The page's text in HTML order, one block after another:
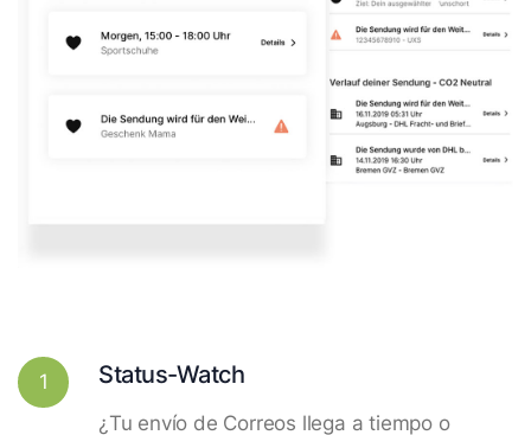
1 Status-Watch
¿Tu envío de Correos llega a tiempo o